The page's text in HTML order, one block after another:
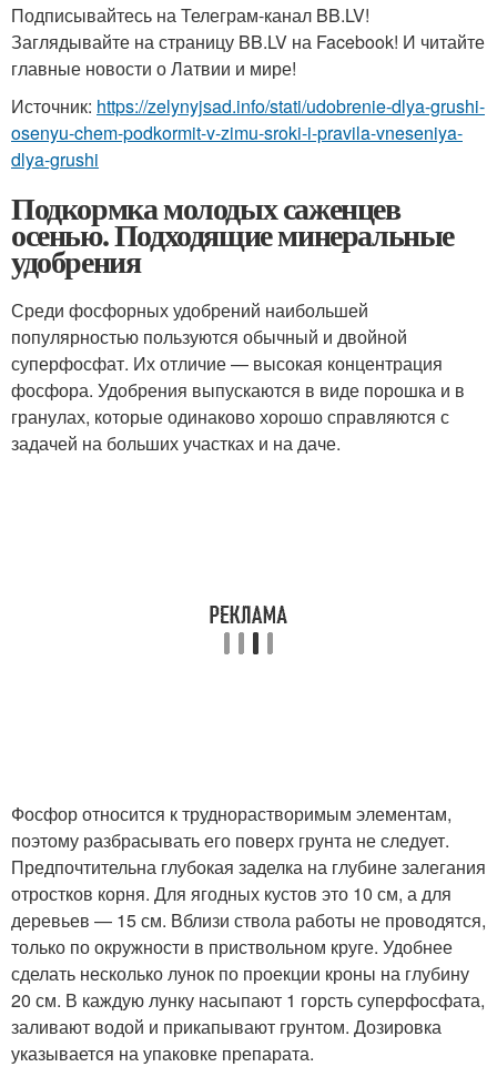
Подписывайтесь на Телеграм-канал BB.LV!
Заглядывайте на страницу BB.LV на Facebook! И читайте
главные новости о Латвии и мире!
Источник: https://zelynyjsad.info/stati/udobrenie-dlya-grushi-
osenyu-chem-podkormit-v-zimu-sroki-i-pravila-vneseniya-
dlya-grushi
Подкормка молодых саженцев
осенью. Подходящие минеральные
удобрения
Среди фосфорных удобрений наибольшей
популярностью пользуются обычный и двойной
суперфосфат. Их отличие — высокая концентрация
фосфора. Удобрения выпускаются в виде порошка и в
гранулах, которые одинаково хорошо справляются с
задачей на больших участках и на даче.
Фосфор относится к труднорастворимым элементам,
поэтому разбрасывать его поверх грунта не следует.
Предпочтительна глубокая заделка на глубине залегания
отростков корня. Для ягодных кустов это 10 см, а для
деревьев — 15 см. Вблизи ствола работы не проводятся,
только по окружности в приствольном круге. Удобнее
сделать несколько лунок по проекции кроны на глубину
20 см. В каждую лунку насыпают 1 горсть суперфосфата,
заливают водой и прикапывают грунтом. Дозировка
указывается на упаковке препарата.